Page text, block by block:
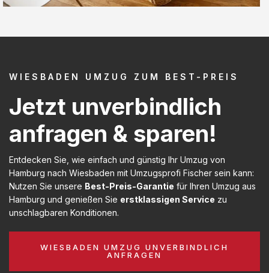
WIESBADEN UMZUG ZUM BEST-PREIS
Jetzt unverbindlich
anfragen & sparen!
Entdecken Sie, wie einfach und günstig Ihr Umzug von
Hamburg nach Wiesbaden mit Umzugsprofi Fischer sein kann:
Nutzen Sie unsere Best-Preis-Garantie für Ihren Umzug aus
Hamburg und genießen Sie erstklassigen Service zu
unschlagbaren Konditionen.
WIESBADEN UMZUG UNVERBINDLICH
ANFRAGEN